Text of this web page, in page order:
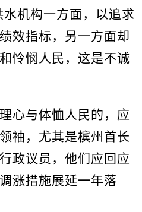
机构一方面，以追求
效指标，另一方面却
怜悯人民，这是不诚
心与体恤人民的，应
袖，尤其是槟州首长
政议员，他们应回应
涨措施展延一年落